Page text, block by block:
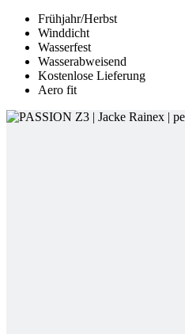
Frühjahr/Herbst
Winddicht
Wasserfest
Wasserabweisend
Kostenlose Lieferung
Aero fit